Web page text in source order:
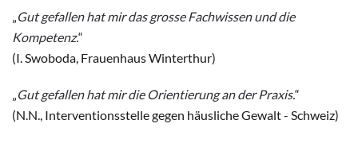
„Gut gefallen hat mir das grosse Fachwissen und die
Kompetenz.“
(I. Swoboda, Frauenhaus Winterthur)
„Gut gefallen hat mir die Orientierung an der Praxis.“
(N.N., Interventionsstelle gegen häusliche Gewalt - Schweiz)